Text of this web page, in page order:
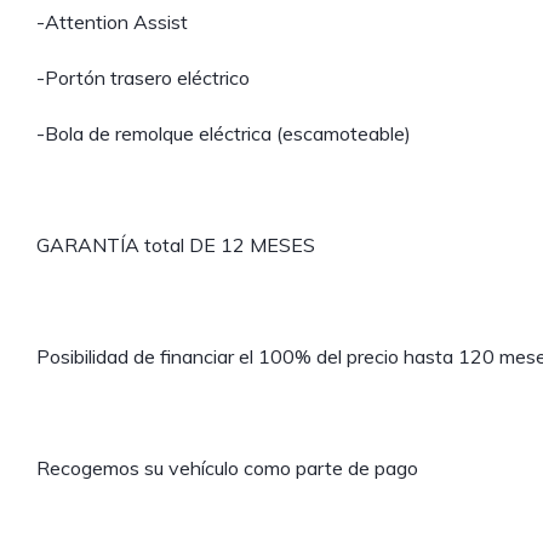
-Attention Assist
-Portón trasero eléctrico
-Bola de remolque eléctrica (escamoteable)
GARANTÍA total DE 12 MESES
Posibilidad de financiar el 100% del precio hasta 120
Recogemos su vehículo como parte de pago